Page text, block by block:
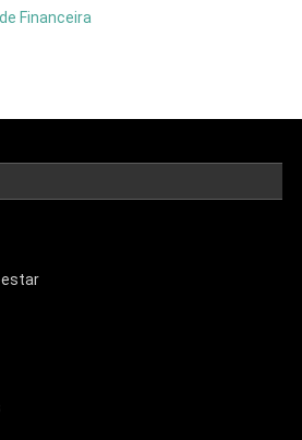
Financeira
estar